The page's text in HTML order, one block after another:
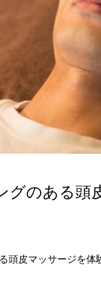
グのある頭
頭皮マッサージを体